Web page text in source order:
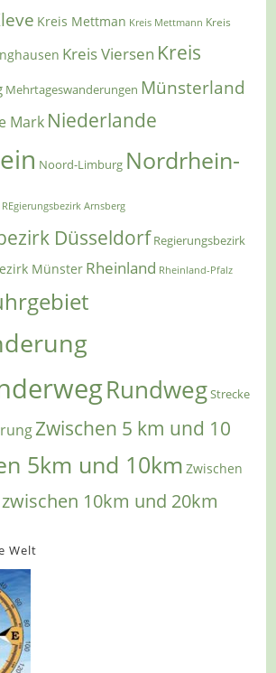
Kreis Mettman Kreis Mettmann Kreis
Kreis Viersen Kreis
Mehrtageswanderungen Münsterland
Mark Niederlande
Noord-Limburg Nordrhein-
REgierungsbezirk Arnsberg
Düsseldorf Regierungsbezirk
Münster Rheinland Rheinland-Pfalz
RundwegStrecke
Zwischen 5 km und 10
5km und 10km Zwischen
zwischen 10km und 20km
Welt